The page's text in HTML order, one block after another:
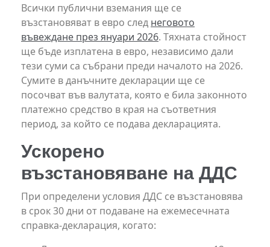
Всички публични вземания ще се
възстановяват в евро след неговото
въвеждане през януари 2026. Тяхната стойност
ще бъде изплатена в евро, независимо дали
тези суми са събрани преди началото на 2026.
Сумите в данъчните декларации ще се
посочват във валутата, която е била законното
платежно средство в края на съответния
период, за който се подава декларацията.
Ускорено
възстановяване на ДДС
При определени условия ДДС се възстановява
в срок 30 дни от подаване на ежемесечната
справка-декларация, когато: